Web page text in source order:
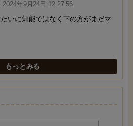
2024年9月24日 12:27:56
いに知能ではなく下の方がまだマ
もっとみる